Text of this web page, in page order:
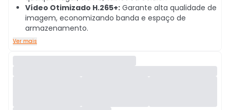
Vídeo Otimizado H.265+: Garante alta qualidade de
imagem, economizando banda e espaço de
armazenamento.
Ver mais